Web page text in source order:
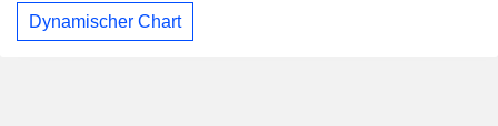
Dynamischer Chart